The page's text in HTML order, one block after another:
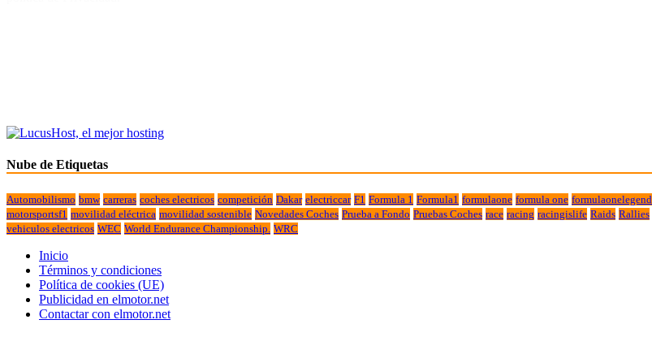
Nube de Etiquetas
Automobilismo bmw carreras coches electricos competición Dakar electriccar F1 Formula 1 Formula1 formulaone formula one formulaonelegend
motorsportsf1 movilidad eléctrica movilidad sostenible Novedades Coches Prueba a Fondo Pruebas Coches race racing racingislife Raids Rallies
vehiculos electricos WEC World Endurance Championship. WRC
Inicio
Términos y condiciones
Política de cookies (UE)
Publicidad en elmotor.net
Contactar con elmotor.net